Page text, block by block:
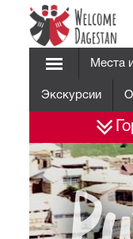
Места
Экскурсии О